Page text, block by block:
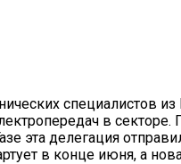
специалистов
в секторе.
эта делегация
в конце июня, а